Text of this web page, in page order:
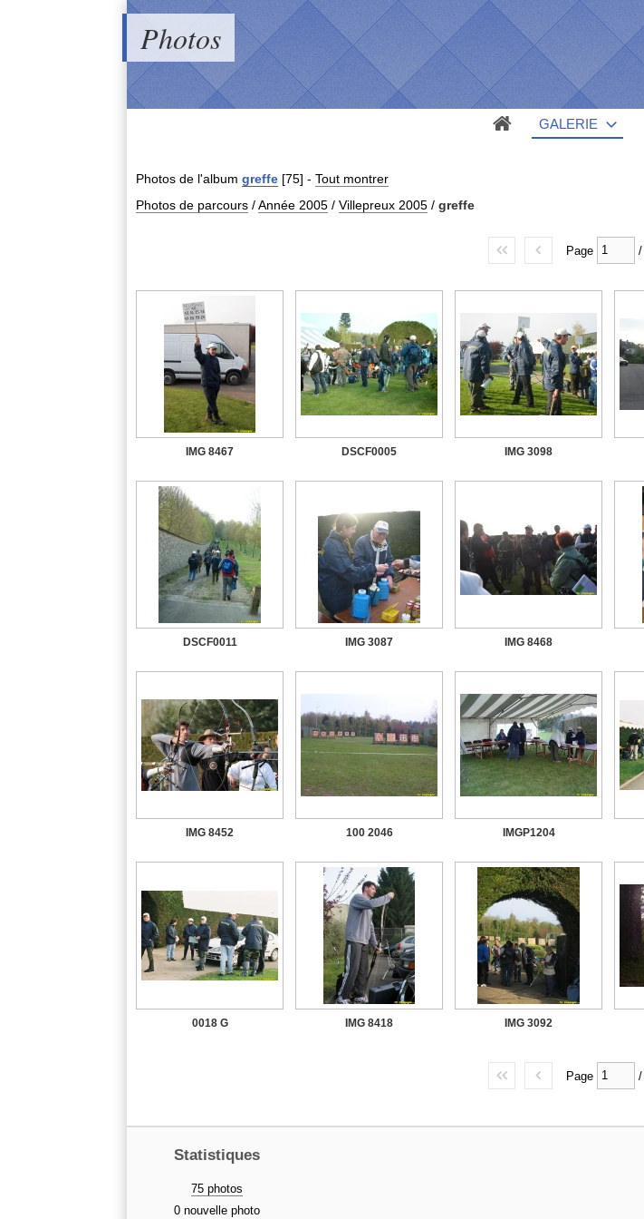
Photos
GALERIE
Photos de l'album greffe [75] - Tout montrer
Photos de parcours / Année 2005 / Villepreux 2005 / greffe
Page /
IMG 8467 DSCF0005 IMG 3098
DSCF0011 IMG 3087 IMG 8468
IMG 8452 100 2046 IMGP1204
0018 G IMG 8418 IMG 3092
Page /
Statistiques
75 photos
0 nouvelle photo